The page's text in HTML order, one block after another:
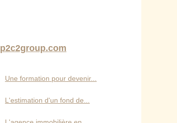
p2c2group.com
Une formation pour devenir...
L'estimation d'un fond de...